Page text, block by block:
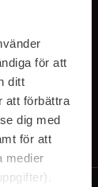
för att
ditt
att förbättra
dig med
för att
medier
.